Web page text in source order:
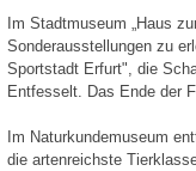
Im Stadtmuseum „Haus
Sonderausstellungen zu
Sportstadt Erfurt", die
Entfesselt. Das Ende der
Im Naturkundemuseum
die artenreichste